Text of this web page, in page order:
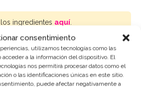
consentimiento
utilizamos tecnologías como las
a la información del dispositivo. El
nos permitirá procesar datos como el
o las identificaciones únicas en este sitio.
puede afectar negativamente a
ingredientes aquí.
AÑADIR AL CARRITO